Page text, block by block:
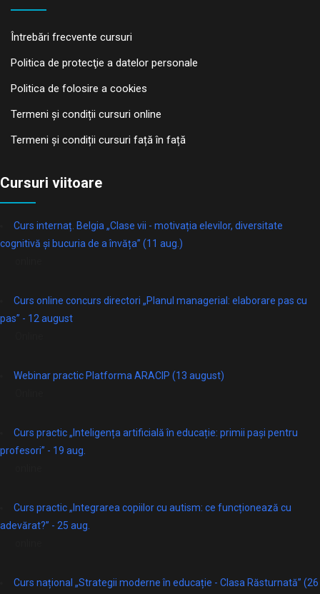
Întrebări frecvente cursuri
Politica de protecţie a datelor personale
Politica de folosire a cookies
Termeni și condiții cursuri online
Termeni și condiții cursuri față în față
Cursuri viitoare
Curs internaț. Belgia „Clase vii - motivația elevilor, diversitate
cognitivă și bucuria de a învăța” (11 aug.)
Curs online concurs directori „Planul managerial: elaborare pas cu
pas” - 12 august
Webinar practic Platforma ARACIP (13 august)
Curs practic „Inteligența artificială în educație: primii pași pentru
profesori” - 19 aug.
Curs practic „Integrarea copiilor cu autism: ce funcționează cu
adevărat?” - 25 aug.
Curs național „Strategii moderne în educație - Clasa Răsturnată” (26